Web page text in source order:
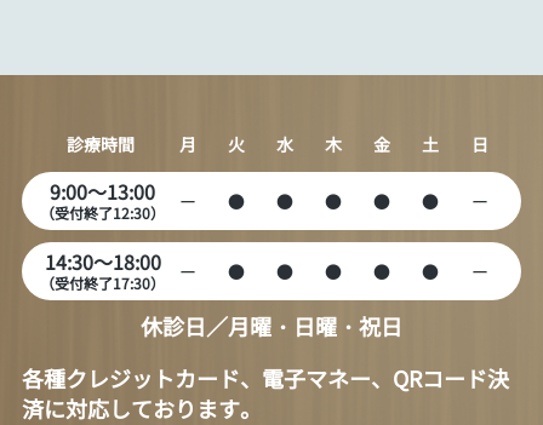
診療時間 月 火 水 木 金 土 日
9:00～13:00
（受付終了12:30） ー ● ● ● ● ● ー
14:30～18:00
（受付終了17:30） ー ● ● ● ● ● ー
休診日／月曜・日曜・祝日
各種クレジットカード、電子マネー、QRコード決
済に対応しております。